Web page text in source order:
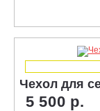
Чехол для
5 500 р.